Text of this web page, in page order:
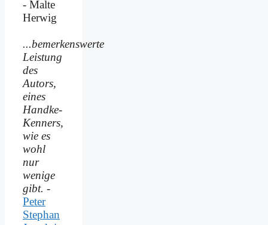
- Malte
Herwig
...bemerkenswerte
Leistung
des
Autors,
eines
Handke-
Kenners,
wie es
wohl
nur
wenige
gibt. -
Peter
Stephan